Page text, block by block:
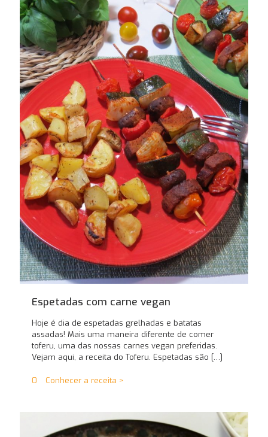
Espetadas com carne vegan
Hoje é dia de espetadas grelhadas e batatas
assadas! Mais uma maneira diferente de comer
toferu, uma das nossas carnes vegan preferidas.
Vejam aqui, a receita do Toferu. Espetadas são […]
0 Conhecer a receita >